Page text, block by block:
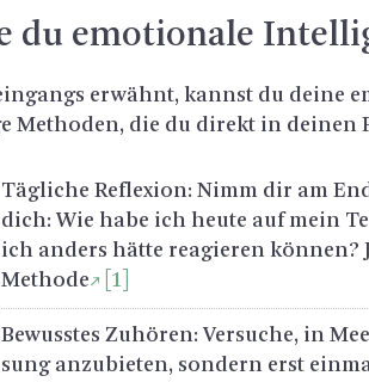
du emo­tio­na­le
er­wähnt, kannst du deine
Me­tho­den, die du di­rekt in
Täg­li­che Re­fle­xi­on: Nimm dir am
dich: Wie habe ich heute auf mein
ich an­ders hätte re­agie­ren
Me­tho­de
[1]
Be­wuss­tes Zu­hö­ren: Ver­su­che, in
sung an­zu­bie­ten, son­dern erst